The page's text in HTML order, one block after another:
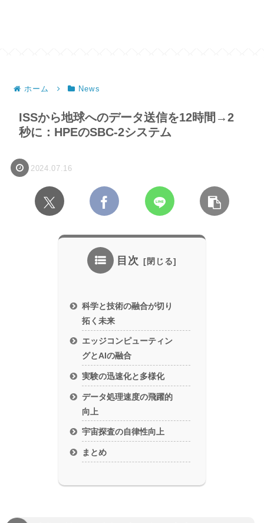
ホーム News
ISSから地球へのデータ送信を12時間→2
秒に：HPEのSBC-2システム
2024.07.16
目次
科学と技術の融合が切り
拓く未来
エッジコンピューティン
グとAIの融合
実験の迅速化と多様化
データ処理速度の飛躍的
向上
宇宙探査の自律性向上
まとめ